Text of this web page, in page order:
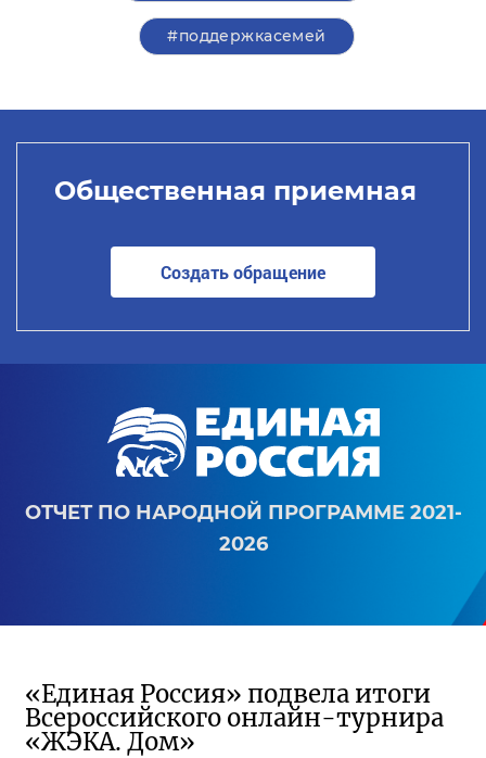
#поддержкасемей
Общественная приемная
Создать обращение
ОТЧЕТ ПО НАРОДНОЙ ПРОГРАММЕ 2021-
2026
«Единая Россия» подвела итоги
Всероссийского онлайн-турнира
«ЖЭКА. Дом»